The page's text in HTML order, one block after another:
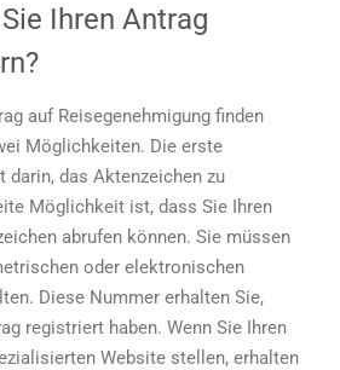
Ihren Antrag
auf Reisegenehmigung finden
Möglichkeiten. Die erste
das Aktenzeichen zu
Möglichkeit ist, dass Sie Ihren
abrufen können. Sie müssen
oder elektronischen
Diese Nummer erhalten Sie,
registriert haben. Wenn Sie Ihren
Website stellen, erhalten